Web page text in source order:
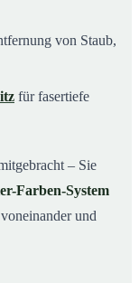
von Staub,
für fasertiefe
– Sie
Farben-System
und